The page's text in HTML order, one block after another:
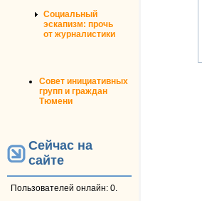
Социальный
эскапизм: прочь
от журналистики
Совет инициативных
групп и граждан
Тюмени
Сейчас на
сайте
Пользователей онлайн: 0.